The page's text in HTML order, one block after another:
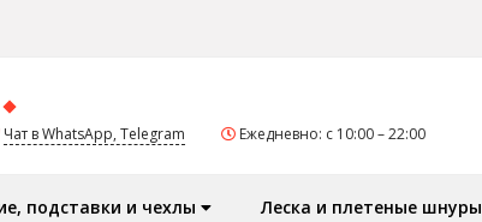
Чат в WhatsApp, Telegram Ежедневно: с 10:00 – 22:00
подставки и чехлы Леска и плетеные шнуры